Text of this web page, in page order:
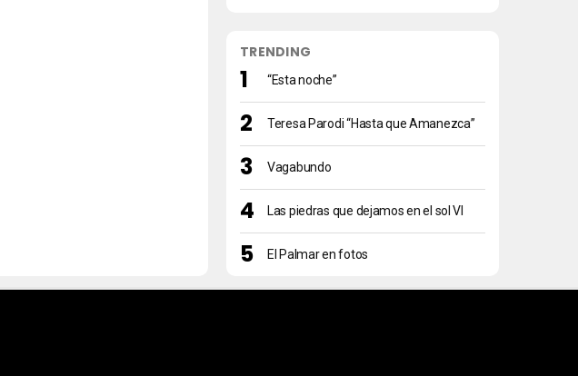
TRENDING
“Esta noche”
Teresa Parodi “Hasta que Amanezca”
Vagabundo
Las piedras que dejamos en el sol VI
El Palmar en fotos